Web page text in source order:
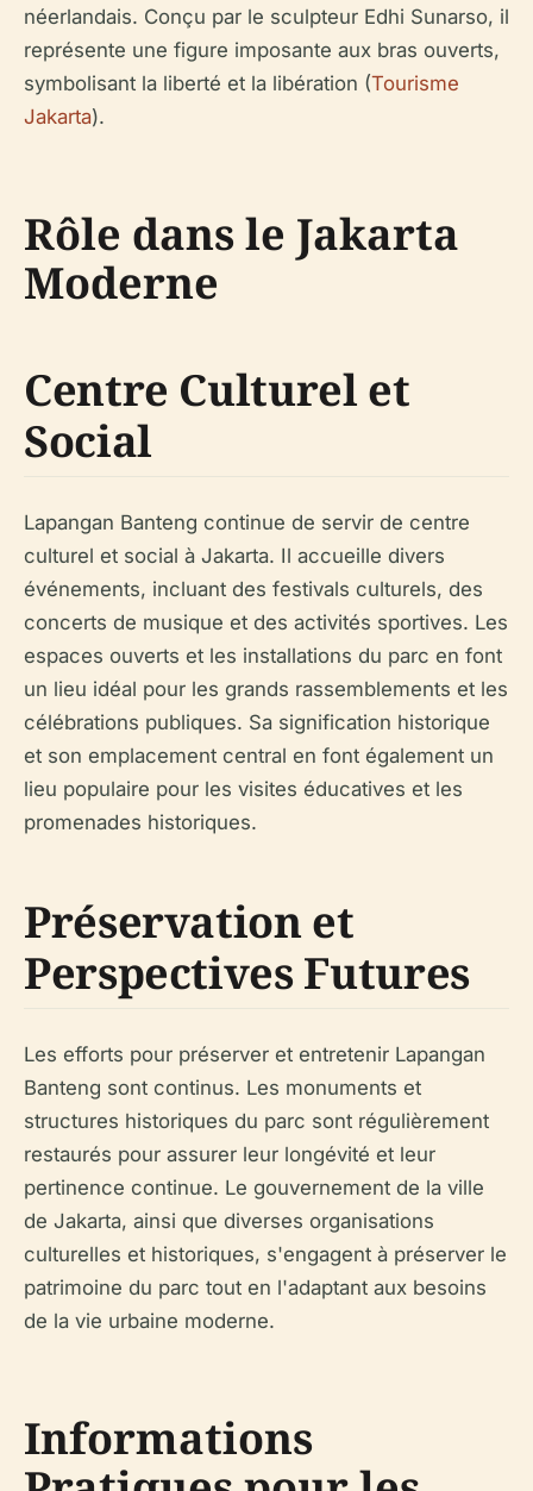
néerlandais. Conçu par le sculpteur Edhi Sunarso, il
représente une figure imposante aux bras ouverts,
symbolisant la liberté et la libération (Tourisme
Jakarta).
Rôle dans le Jakarta
Moderne
Centre Culturel et
Social
Lapangan Banteng continue de servir de centre
culturel et social à Jakarta. Il accueille divers
événements, incluant des festivals culturels, des
concerts de musique et des activités sportives. Les
espaces ouverts et les installations du parc en font
un lieu idéal pour les grands rassemblements et les
célébrations publiques. Sa signification historique
et son emplacement central en font également un
lieu populaire pour les visites éducatives et les
promenades historiques.
Préservation et
Perspectives Futures
Les efforts pour préserver et entretenir Lapangan
Banteng sont continus. Les monuments et
structures historiques du parc sont régulièrement
restaurés pour assurer leur longévité et leur
pertinence continue. Le gouvernement de la ville
de Jakarta, ainsi que diverses organisations
culturelles et historiques, s'engagent à préserver le
patrimoine du parc tout en l'adaptant aux besoins
de la vie urbaine moderne.
Informations